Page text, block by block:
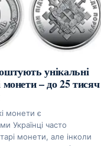
унікальні
монети – до 25 тисяч
монети є
Українці часто
монети, але інколи